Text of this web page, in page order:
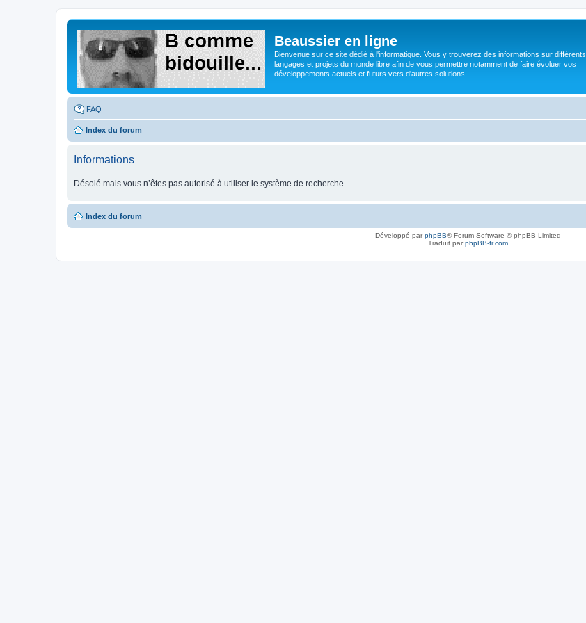
Beaussier en ligne
Bienvenue sur ce site dédié à l'informatique. Vous y trouverez des informations sur différents
langages et projets du monde libre afin de vous permettre notamment de faire évoluer vos
développements actuels et futurs vers d'autres solutions.
FAQ
Index du forum
Informations
Désolé mais vous n’êtes pas autorisé à utiliser le système de recherche.
Index du forum
Développé parphpBB® Forum Software © phpBB Limited
Traduit parphpBB-fr.com